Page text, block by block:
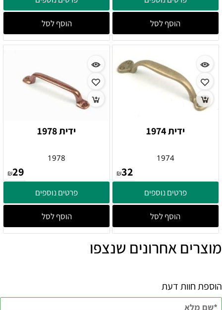
הוסף לסל הוסף לסל
ידית 1974
1974
₪32
פרטים נוספים
הוסף לסל
ידית 1978
1978
₪29
פרטים נוספים
הוסף לסל
מוצרים אחרונים שנצפו
הוספת חוות דעת